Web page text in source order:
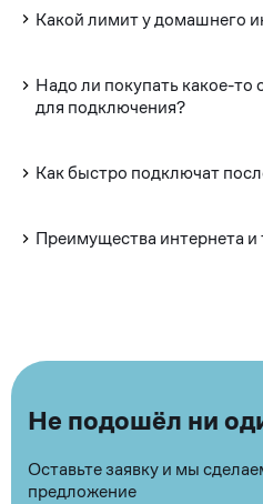
Какой лимит у домашнего
Надо ли покупать какое-то
для подключения?
Как быстро подключат
Преимущества интернета
Не подошёл ни
Оставьте заявку и мы
предложение